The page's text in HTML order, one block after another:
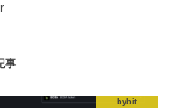
事
bybit